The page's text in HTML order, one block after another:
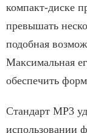
компакт-диске
превышать
подобная
Максимальная
обеспечить
Стандарт MP3
использовании